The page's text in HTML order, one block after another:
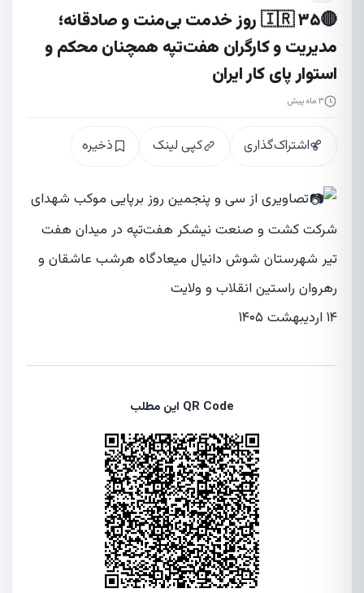
🔴🇮🇷 ۳۵ روز خدمت بی‌منت و صادقانه؛
مدیریت و کارگران هفت‌تپه همچنان محکم و
استوار پای کار ایران
۳ ماه پیش
اشتراک‌گذاری کپی لینک ذخیره
تصاویری از سی و پنجمین روز برپایی موکب شهدای
شرکت کشت و صنعت نیشکر هفت‌تپه در میدان هفت
تیر شهرستان شوش دانیال میعادگاه هرشب عاشقان و
رهروان راستین انقلاب و ولایت
۱۴ اردیبهشت ۱۴۰۵
QR Code این مطلب